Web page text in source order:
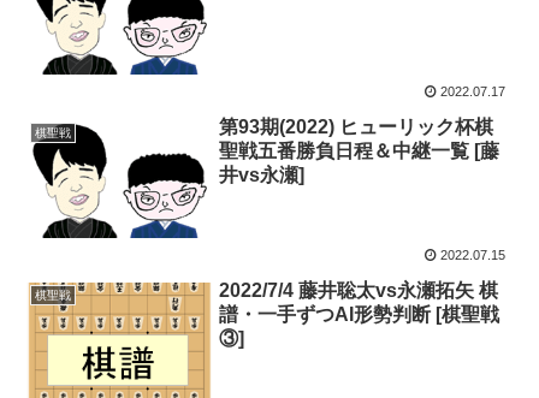
2022.07.17
棋聖戦
第93期(2022) ヒューリック杯棋
聖戦五番勝負日程＆中継一覧 [藤
井vs永瀬]
2022.07.15
棋聖戦
2022/7/4 藤井聡太vs永瀬拓矢 棋
譜・一手ずつAI形勢判断 [棋聖戦
③]